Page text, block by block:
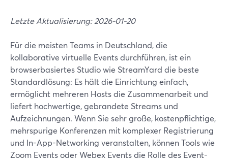
Letzte Aktualisierung: 2026-01-20
Für die meisten Teams in Deutschland, die
kollaborative virtuelle Events durchführen, ist ein
browserbasiertes Studio wie StreamYard die beste
Standardlösung: Es hält die Einrichtung einfach,
ermöglicht mehreren Hosts die Zusammenarbeit und
liefert hochwertige, gebrandete Streams und
Aufzeichnungen. Wenn Sie sehr große, kostenpflichtige,
mehrspurige Konferenzen mit komplexer Registrierung
und In-App-Networking veranstalten, können Tools wie
Zoom Events oder Webex Events die Rolle des Event-